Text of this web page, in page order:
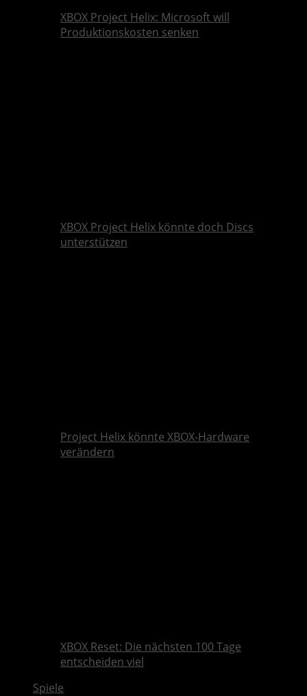
XBOX Project Helix: Microsoft will
Produktionskosten senken
XBOX Project Helix könnte doch Discs
unterstützen
Project Helix könnte XBOX-Hardware
verändern
XBOX Reset: Die nächsten 100 Tage
entscheiden viel
Spiele